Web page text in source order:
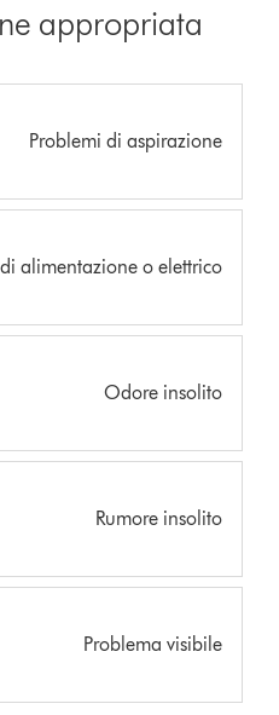
appropriata
Problemi di aspirazione
alimentazione o elettrico
Odore insolito
Rumore insolito
Problema visibile